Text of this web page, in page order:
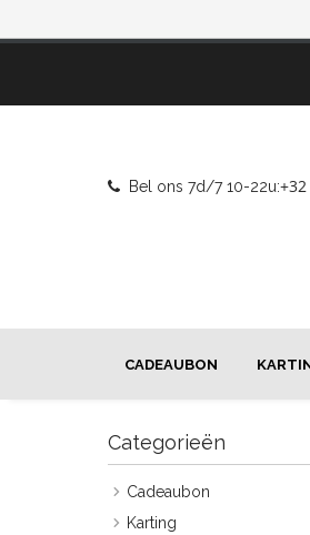
Bel ons 7d/7 10-22u:+32
CADEAUBON
Categorieën
Cadeaubon
Karting